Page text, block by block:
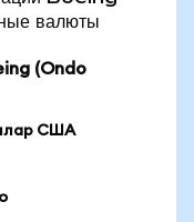
валюты
(Ondo
США